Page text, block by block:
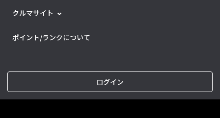
クルマサイト
ポイント/ランクについて
ログイン